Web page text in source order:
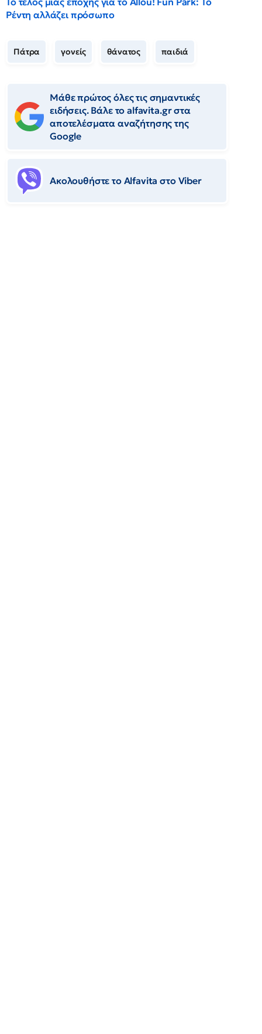
Ρέντη αλλάζει πρόσωπο
Πάτρα γονείς θάνατος παιδιά
Μάθε πρώτος όλες τις σημαντικές
ειδήσεις. Βάλε το alfavita.gr στα
αποτελέσματα αναζήτησης της
Google
Ακολουθήστε το Αlfavita στο Viber